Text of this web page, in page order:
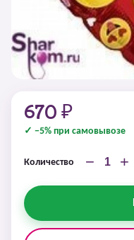
670 ₽
✓ −5% при самовывозе
Количество − +